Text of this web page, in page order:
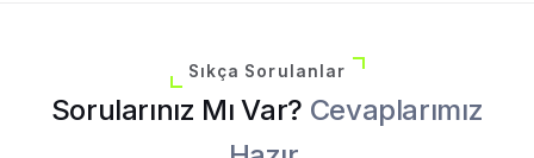
Sıkça Sorulanlar
Sorularınız Mı Var? Cevaplarımız